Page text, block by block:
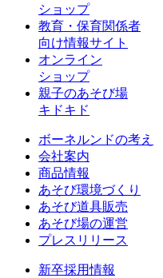
ショップ
教育・保育関係者
向け情報サイト
オンライン
ショップ
親子のあそび場
キドキド
ボーネルンドの考え
会社案内
商品情報
あそび環境づくり
あそび道具販売
あそび場の運営
プレスリリース
新卒採用情報